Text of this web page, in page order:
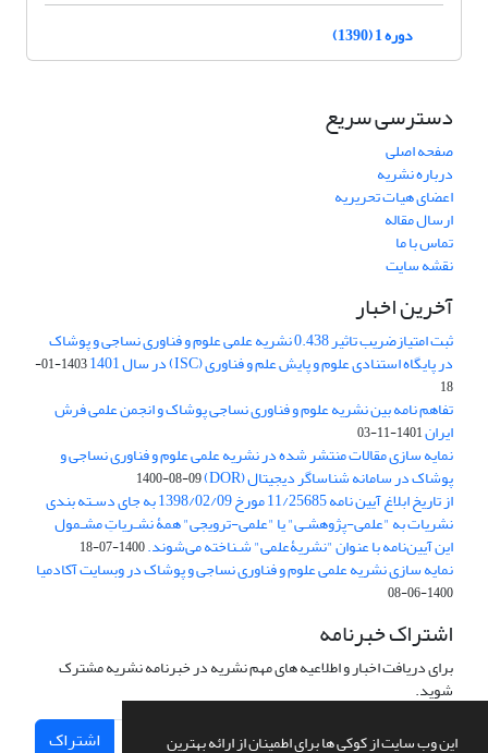
این وب سایت از کوکی ها برای اطمینان از ارائه بهترین
دوره 1 (1390)
دسترسی سریع
صفحه اصلی
درباره نشریه
اعضای هیات تحریریه
ارسال مقاله
تماس با ما
نقشه سایت
آخرین اخبار
ثبت امتیازضریب تاثیر 0.438 نشریه علمی علوم و فناوری نساجی و پوشاک
در پایگاه استنادی علوم و پایش علم و فناوری (ISC) در سال 1401
1403-01-
18
تفاهم نامه بین نشریه علوم و فناوری نساجی پوشاک و انجمن علمی فرش
ایران1401-11-03
نمایه سازی مقالات منتشر شده در نشریه علمی علوم و فناوری نساجی و
پوشاک در سامانه شناساگر دیجیتال (DOR) 1400-08-09
از تاریخ ابلاغ آیین نامه 11/25685 مورخ 1398/02/09 به جای دسـته بندی
نشریات به "علمی-پژوهشـی" یا "علمی-ترویجی" همۀ نشـریاتِ مشـمول
این آیین‌نامه با عنوان "نشریۀعلمی" شـناخته می‌شوند.1400-07-18
نمایه سازی نشریه علمی علوم و فناوری نساجی و پوشاک در وبسایت آکادمیا
1400-06-08
اشتراک خبرنامه
برای دریافت اخبار و اطلاعیه های مهم نشریه در خبرنامه نشریه مشترک
شوید.
اشتراک